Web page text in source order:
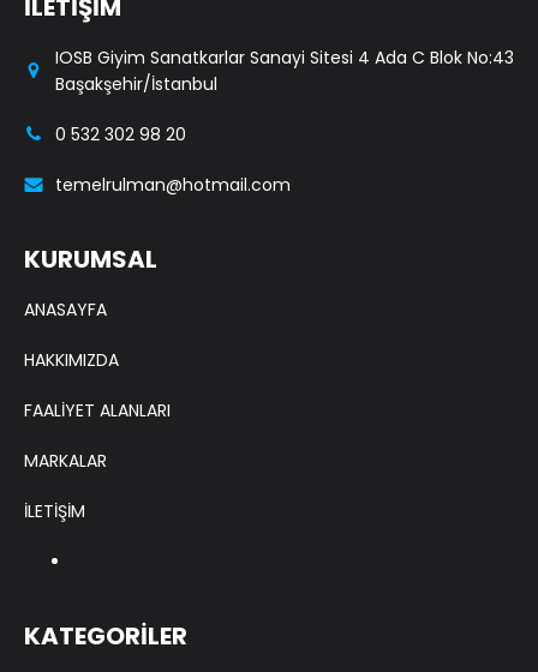
IOSB Giyim Sanatkarlar Sanayi Sitesi 4 Ada C Blok No:43
Başakşehir/İstanbul
0 532 302 98 20
temelrulman@hotmail.com
KURUMSAL
ANASAYFA
HAKKIMIZDA
FAALİYET ALANLARI
MARKALAR
İLETİŞİM
KATEGORİLER